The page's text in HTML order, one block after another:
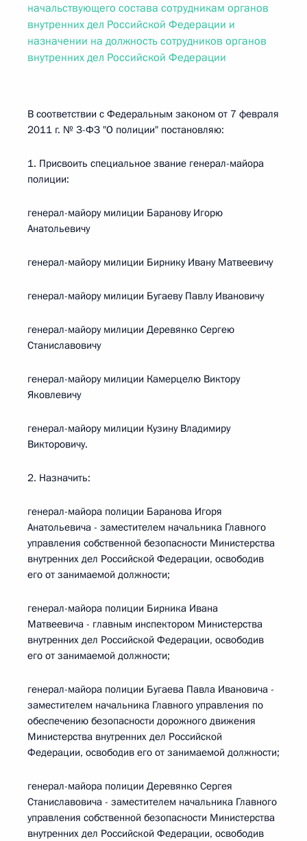
начальствующего состава сотрудникам органов
внутренних дел Российской Федерации и
назначении на должность сотрудников органов
внутренних дел Российской Федерации
В соответствии с Федеральным законом от 7 февраля
2011 г. № 3-ФЗ "О полиции" постановляю:
1. Присвоить специальное звание генерал-майора
полиции:
генерал-майору милиции Баранову Игорю
Анатольевичу
генерал-майору милиции Бирнику Ивану Матвеевичу
генерал-майору милиции Бугаеву Павлу Ивановичу
генерал-майору милиции Деревянко Сергею
Станиславовичу
генерал-майору милиции Камерцелю Виктору
Яковлевичу
генерал-майору милиции Кузину Владимиру
Викторовичу.
2. Назначить:
генерал-майора полиции Баранова Игоря
Анатольевича - заместителем начальника Главного
управления собственной безопасности Министерства
внутренних дел Российской Федерации, освободив
его от занимаемой должности;
генерал-майора полиции Бирника Ивана
Матвеевича - главным инспектором Министерства
внутренних дел Российской Федерации, освободив
его от занимаемой должности;
генерал-майора полиции Бугаева Павла Ивановича -
заместителем начальника Главного управления по
обеспечению безопасности дорожного движения
Министерства внутренних дел Российской
Федерации, освободив его от занимаемой должности;
генерал-майора полиции Деревянко Сергея
Станиславовича - заместителем начальника Главного
управления собственной безопасности Министерства
внутренних дел Российской Федерации, освободив